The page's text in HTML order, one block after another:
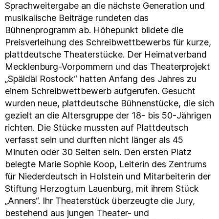
Sprachweitergabe an die nächste Generation und
musikalische Beiträge rundeten das
Bühnenprogramm ab. Höhepunkt bildete die
Preisverleihung des Schreibwettbewerbs für kurze,
plattdeutsche Theaterstücke. Der Heimatverband
Mecklenburg-Vorpommern und das Theaterprojekt
„Späldäl Rostock“ hatten Anfang des Jahres zu
einem Schreibwettbewerb aufgerufen. Gesucht
wurden neue, plattdeutsche Bühnenstücke, die sich
gezielt an die Altersgruppe der 18- bis 50-Jährigen
richten. Die Stücke mussten auf Plattdeutsch
verfasst sein und durften nicht länger als 45
Minuten oder 30 Seiten sein. Den ersten Platz
belegte Marie Sophie Koop, Leiterin des Zentrums
für Niederdeutsch in Holstein und Mitarbeiterin der
Stiftung Herzogtum Lauenburg, mit ihrem Stück
„Anners“. Ihr Theaterstück überzeugte die Jury,
bestehend aus jungen Theater- und